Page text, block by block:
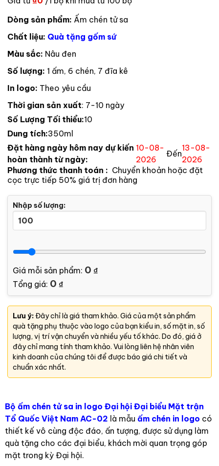
Dòng sản phẩm: Ấm chén tử sa
Chất liệu: Quà tặng gốm sứ
Màu sắc: Nâu đen
Số lượng: 1 ấm, 6 chén, 7 đĩa kê
In logo: Theo yêu cầu
Thời gian sản xuất: 7-10 ngày
Số Lượng Tối thiểu:10
Dung tích:350ml
Đặt hàng ngày hôm nay dự kiến
hoàn thành từ ngày:
10-08-
2026
Đến
13-08-
2026
Phương thức thanh toán : Chuyển khoản hoặc đặt
cọc trực tiếp 50% giá trị đơn hàng
Nhập số lượng:
Giá mỗi sản phẩm: 0 ₫
Tổng giá: 0 ₫
Lưu ý:Đây chỉ là giá tham khảo. Giá của một sản phẩm
quà tặng phụ thuộc vào logo của bạn kiểu in, số mặt in, số
lượng, vị trí vận chuyển và nhiều yếu tố khác. Do đó, giá ở
đây chỉ mang tính tham khảo. Vui lòng liên hệ nhân viên
kinh doanh của chúng tôi để được báo giá chi tiết và
chuẩn xác nhất.
Bộ ấm chén tử sa in logo Đại hội Đại biểu Mặt trận
Tổ Quốc Việt Nam AC-02 là mẫu ấm chén in logo có
thiết kế vô cùng độc đáo, ấn tượng, được sử dụng làm
quà tặng cho các đại biểu, khách mời quan trọng góp
mặt trong kỳ Đại hội.